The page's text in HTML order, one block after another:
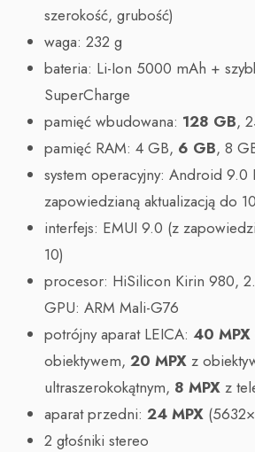
szerokość, grubość)
waga: 232 g
bateria: Li-Ion 5000 mAh +
SuperCharge
pamięć wbudowana: 128 GB,
pamięć RAM: 4 GB, 6 GB, 8
system operacyjny: Android 9.0
zapowiedzianą aktualizacją do
interfejs: EMUI 9.0 (z
10)
procesor: HiSilicon Kirin 980,
GPU: ARM Mali-G76
potrójny aparat LEICA: 40 MPX
obiektywem, 20 MPX z
ultraszerokokątnym, 8 MPX z
aparat przedni: 24 MPX
2 głośniki stereo